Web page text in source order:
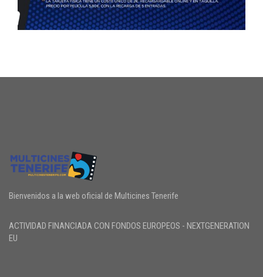
Bienvenidos a la web oficial de Multicines Tenerife
ACTIVIDAD FINANCIADA CON FONDOS EUROPEOS - NEXTGENERATION
EU